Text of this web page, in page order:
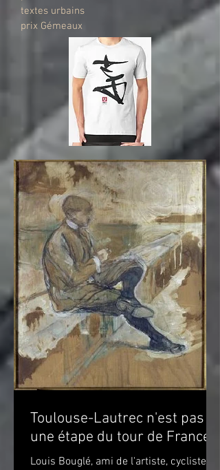
textes urbains
prix Gémeaux
Toulouse-Lautrec n'est pas
une étape du tour de France!
Louis Bouglé, ami de l'artiste, cycliste